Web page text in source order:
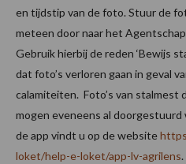
en tijdstip van de foto. Stuur de
meteen door naar het
Gebruik hierbij de reden ‘Bewijs
dat foto’s verloren gaan in geval
calamiteiten. Foto’s van stalmest
mogen eveneens al
de app vindt u op de website
loket/help-e-loket/app-lv-agrilens.